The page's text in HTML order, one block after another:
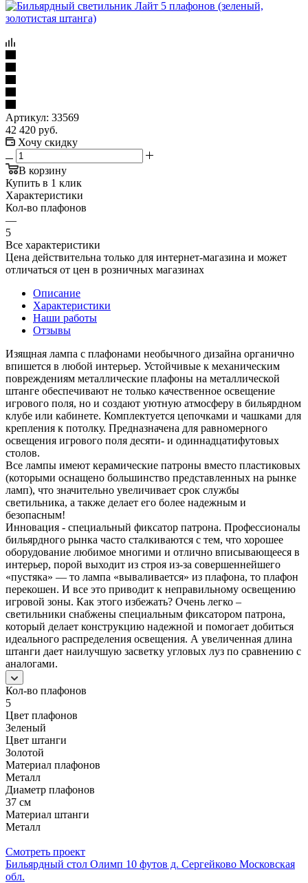
Артикул: 33569
42 420 руб.
Хочу скидку
В корзину
Купить в 1 клик
Характеристики
Кол-во плафонов
—
5
Все характеристики
Цена действительна только для интернет-магазина и может
отличаться от цен в розничных магазинах
Описание
Характеристики
Наши работы
Отзывы
Изящная лампа с плафонами необычного дизайна органично
впишется в любой интерьер. Устойчивые к механическим
повреждениям металлические плафоны на металлической
штанге обеспечивают не только качественное освещение
игрового поля, но и создают уютную атмосферу в бильярдном
клубе или кабинете. Комплектуется цепочками и чашками для
крепления к потолку. Предназначена для равномерного
освещения игрового поля десяти- и одиннадцатифутовых
столов.
Все лампы имеют керамические патроны вместо пластиковых
(которыми оснащено большинство представленных на рынке
ламп), что значительно увеличивает срок службы
светильника, а также делает его более надежным и
безопасным!
Инновация - специальный фиксатор патрона. Профессионалы
бильярдного рынка часто сталкиваются с тем, что хорошее
оборудование любимое многими и отлично вписывающееся в
интерьер, порой выходит из строя из-за совершеннейшего
«пустяка» — то лампа «вываливается» из плафона, то плафон
перекошен. И все это приводит к неправильному освещению
игровой зоны. Как этого избежать? Очень легко –
светильники снабжены специальным фиксатором патрона,
который делает конструкцию надежной и помогает добиться
идеального распределения освещения. А увеличенная длина
штанги дает наилучшую засветку угловых луз по сравнению с
аналогами.
Кол-во плафонов
5
Цвет плафонов
Зеленый
Цвет штанги
Золотой
Материал плафонов
Металл
Диаметр плафонов
37 см
Материал штанги
Металл
Смотреть проект
Бильярдный стол Олимп 10 футов д. Сергейково Московская
обл.